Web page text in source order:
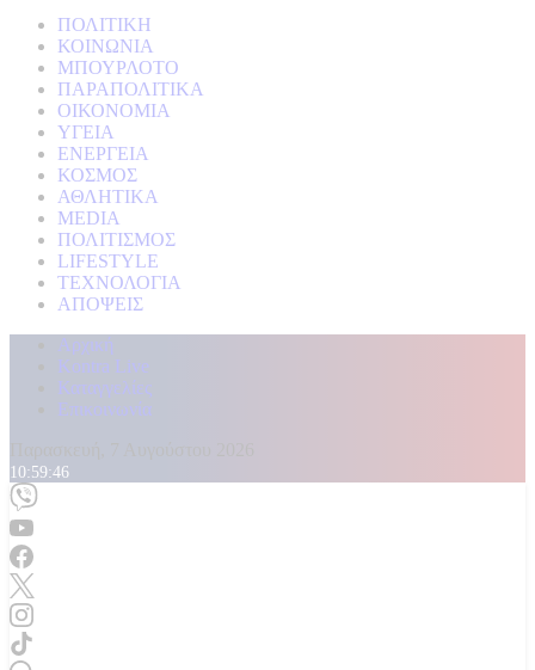
ΠΟΛΙΤΙΚΗ
ΚΟΙΝΩΝΙΑ
ΜΠΟΥΡΛΟΤΟ
ΠΑΡΑΠΟΛΙΤΙΚΑ
ΟΙΚΟΝΟΜΙΑ
ΥΓΕΙΑ
ΕΝΕΡΓΕΙΑ
ΚΟΣΜΟΣ
ΑΘΛΗΤΙΚΑ
MEDIA
ΠΟΛΙΤΙΣΜΟΣ
LIFESTYLE
ΤΕΧΝΟΛΟΓΙΑ
ΑΠΟΨΕΙΣ
Αρχική
Kontra Live
Καταγγελίες
Επικοινωνία
10:59:47